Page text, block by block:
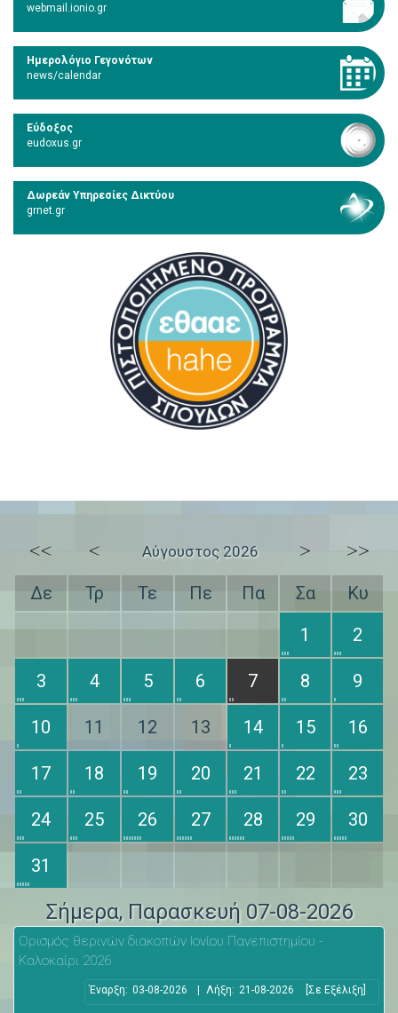
webmail.ionio.gr
Ημερολόγιο Γεγονότων
news/calendar
Εύδοξος
eudoxus.gr
Δωρεάν Υπηρεσίες Δικτύου
grnet.gr
<< < Αύγουστος 2026 > >>
Δε Τρ Τε Πε Πα Σα
Κυ
1
2
3 4 5 6 7 8 9
10 11 12 13 14 15 16
17 18 19 20 21 22 23
24 25 26 27 28 29 30
31
Σήμερα, Παρασκευή 07-08-2026
Ορισμός θερινών διακοπών Ιονίου Πανεπιστημίου -
Καλοκαίρι 2026
Έναρξη: 03-08-2026 Λήξη: 21-08-2026 [Σε Εξέλιξη]